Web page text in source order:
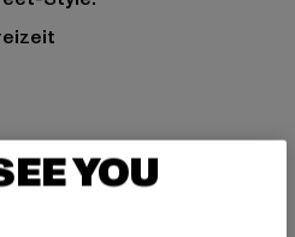
68% Viskose, 32%
YOU